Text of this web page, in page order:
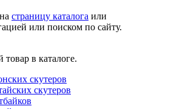
страницу каталога или
или поиском по сайту.
в каталоге.
скутеров
скутеров